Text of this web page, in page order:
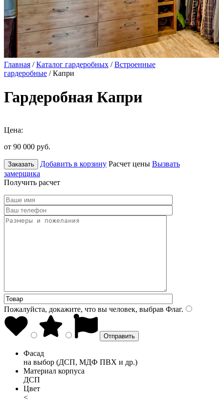
Главная /Каталог гардеробных /Встроенные
гардеробные / Капри
Гардеробная Капри
Цена:
от 90 000 руб.
Заказать Добавить в корзину Расчет цены Вызвать
замерщика
Получить расчет
Пожалуйста, докажите, что вы человек, выбрав Флаг.
Фасад
на выбор (ДСП, МДФ ПВХ и др.)
Материал корпуса
ДСП
Цвет
<